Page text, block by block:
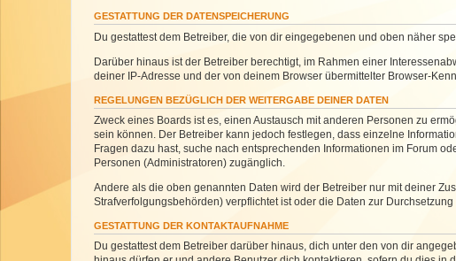
GESTATTUNG DER DATENSPEICHERUNG
Du gestattest dem Betreiber, die von dir eingegebenen und oben näher
Darüber hinaus ist der Betreiber berechtigt, im Rahmen einer
deiner IP-Adresse und der von deinem Browser übermittelter Browser-
REGELUNGEN BEZÜGLICH DER WEITERGABE DEINER DATEN
Zweck eines Boards ist es, einen Austausch mit anderen Personen zu
sein können. Der Betreiber kann jedoch festlegen, dass einzelne
Fragen dazu hast, suche nach entsprechenden Informationen im Forum
Personen (Administratoren) zugänglich.
Andere als die oben genannten Daten wird der Betreiber nur mit deiner
Strafverfolgungsbehörden) verpflichtet ist oder die Daten zur
GESTATTUNG DER KONTAKTAUFNAHME
Du gestattest dem Betreiber darüber hinaus, dich unter den von dir